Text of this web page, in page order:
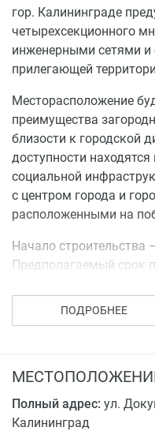
гор. Калининграде
четырехсекционного
инженерными сетями и
прилегающей
Месторасположение
преимущества
близости к городской
доступности
социальной
с центром города и
расположенными на
Начало строительства
Предполагаемый срок
ПОДРОБНЕЕ
Полный адрес: ул.
Калининград